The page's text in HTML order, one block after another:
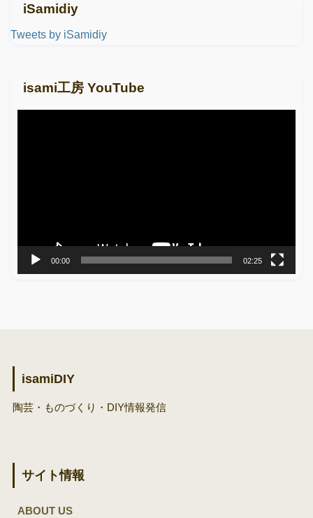
iSamidiy
Tweets by iSamidiy
isami工房 YouTube
00:00 02:25
isamiDIY
陶芸・ものづくり・DIY情報発信
サイト情報
ABOUT US